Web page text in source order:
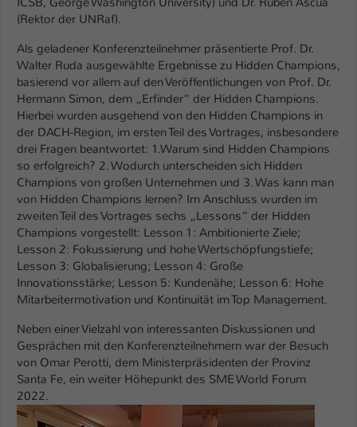
Show larger version
(Rektor der UNRaf).
Als geladener Konferenzteilnehmer präsentierte Prof. Dr.
Walter Ruda ausgewählte Ergebnisse zu Hidden Champions,
basierend vor allem auf den Veröffentlichungen von Prof. Dr.
Hermann Simon, dem „Erfinder“ der Hidden Champions.
Hierbei wurden ausgehend von den Hidden Champions in
der DACH-Region, im ersten Teil des Vortrages, insbesondere
drei Fragen beantwortet: 1.Warum sind Hidden Champions
so erfolgreich? 2. Wodurch unterscheiden sich Hidden
Champions von großen Unternehmen und 3. Was kann man
von Hidden Champions lernen? Im Anschluss wurden im
zweiten Teil des Vortrages sechs „Lessons“ der Hidden
Champions vorgestellt: Lesson 1: Ambitionierte Ziele;
Lesson 2: Fokussierung und hohe Wertschöpfungstiefe;
Lesson 3: Globalisierung; Lesson 4: Große
Innovationsstärke; Lesson 5: Kundenähe; Lesson 6: Hohe
Mitarbeitermotivation und Kontinuität im Top Management.
Neben einer Vielzahl von interessanten Diskussionen und
Gesprächen mit den Konferenzteilnehmern war der Besuch
von Omar Perotti, dem Ministerpräsidenten der Provinz
Santa Fe, ein weiter Höhepunkt des SME World Forum
2022.
Einstellungen. Unter anderem eine zufällig
generierte ID, für die historische
Einstellungen, falls der Webseiten-
Betreiber dies eingestellt hat.
Name fe_typo_user / PHPSESSID
Anbieter TYPO3
Laufzeit 1 Woche
Zweck
Dieses Cookie ist ein Standard-Session-
Cookie von TYPO3. Es speichert im Fall
eines Intranet-Logins die Session-ID. So
kann der eingeloggte Benutzer
wiedererkannt werden und es wird ihm
gewährt.
Name be_typo_user
Anbieter TYPO3